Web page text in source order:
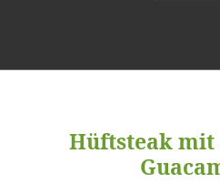
Hüftsteak mit